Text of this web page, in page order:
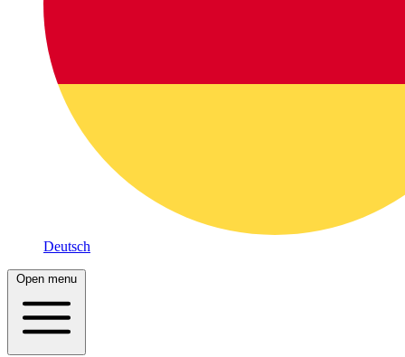
Deutsch
Open menu